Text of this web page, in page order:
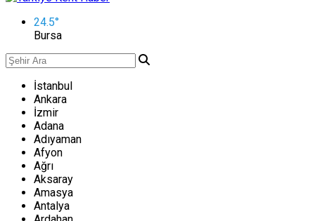
24.5°
Bursa
İstanbul
Ankara
İzmir
Adana
Adıyaman
Afyon
Ağrı
Aksaray
Amasya
Antalya